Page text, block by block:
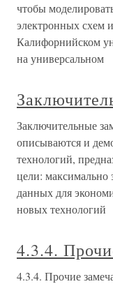
чтобы
электронных схем
Калифорнийском
на универсальном
Заключительные
описываются и
технологий,
цели: максимально
данных для
новых технологий
4.3.4.
4.3.4. Прочие